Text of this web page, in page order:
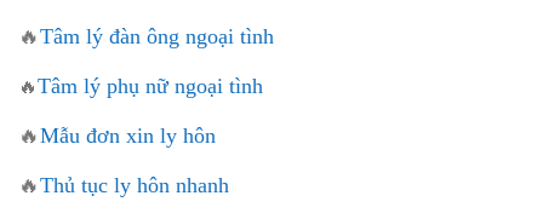
🔥Tâm lý đàn ông ngoại tình
🔥Tâm lý phụ nữ ngoại tình
🔥Mẫu đơn xin ly hôn
🔥Thủ tục ly hôn nhanh